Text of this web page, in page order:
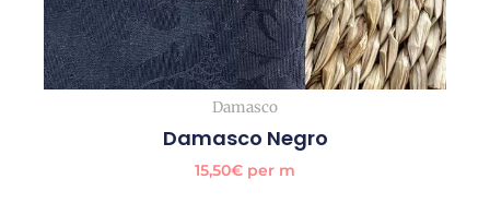
Damasco
Damasco Negro
15,50€ per m